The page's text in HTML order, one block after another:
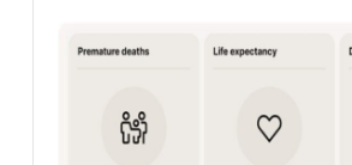
向けた取組が紹介されました。具体的
められている地域交通の実践事例が共
した。 会場からは多くの質問が寄せ
交通分野のイノベーション推進 IT
なところから、リアルタイム情報、エ
手段の選択を提供する3.インターコネ
プ、公共交通による移動が約750万ト
計29日間にわたり、競技会場が都市圏
所（パリ市内13か所、郊外12か所）に